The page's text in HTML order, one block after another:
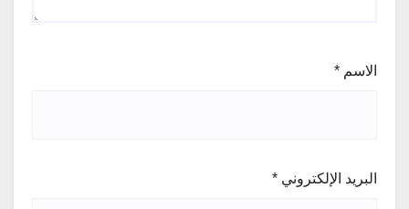
الاسم *
البريد الإلكتروني *